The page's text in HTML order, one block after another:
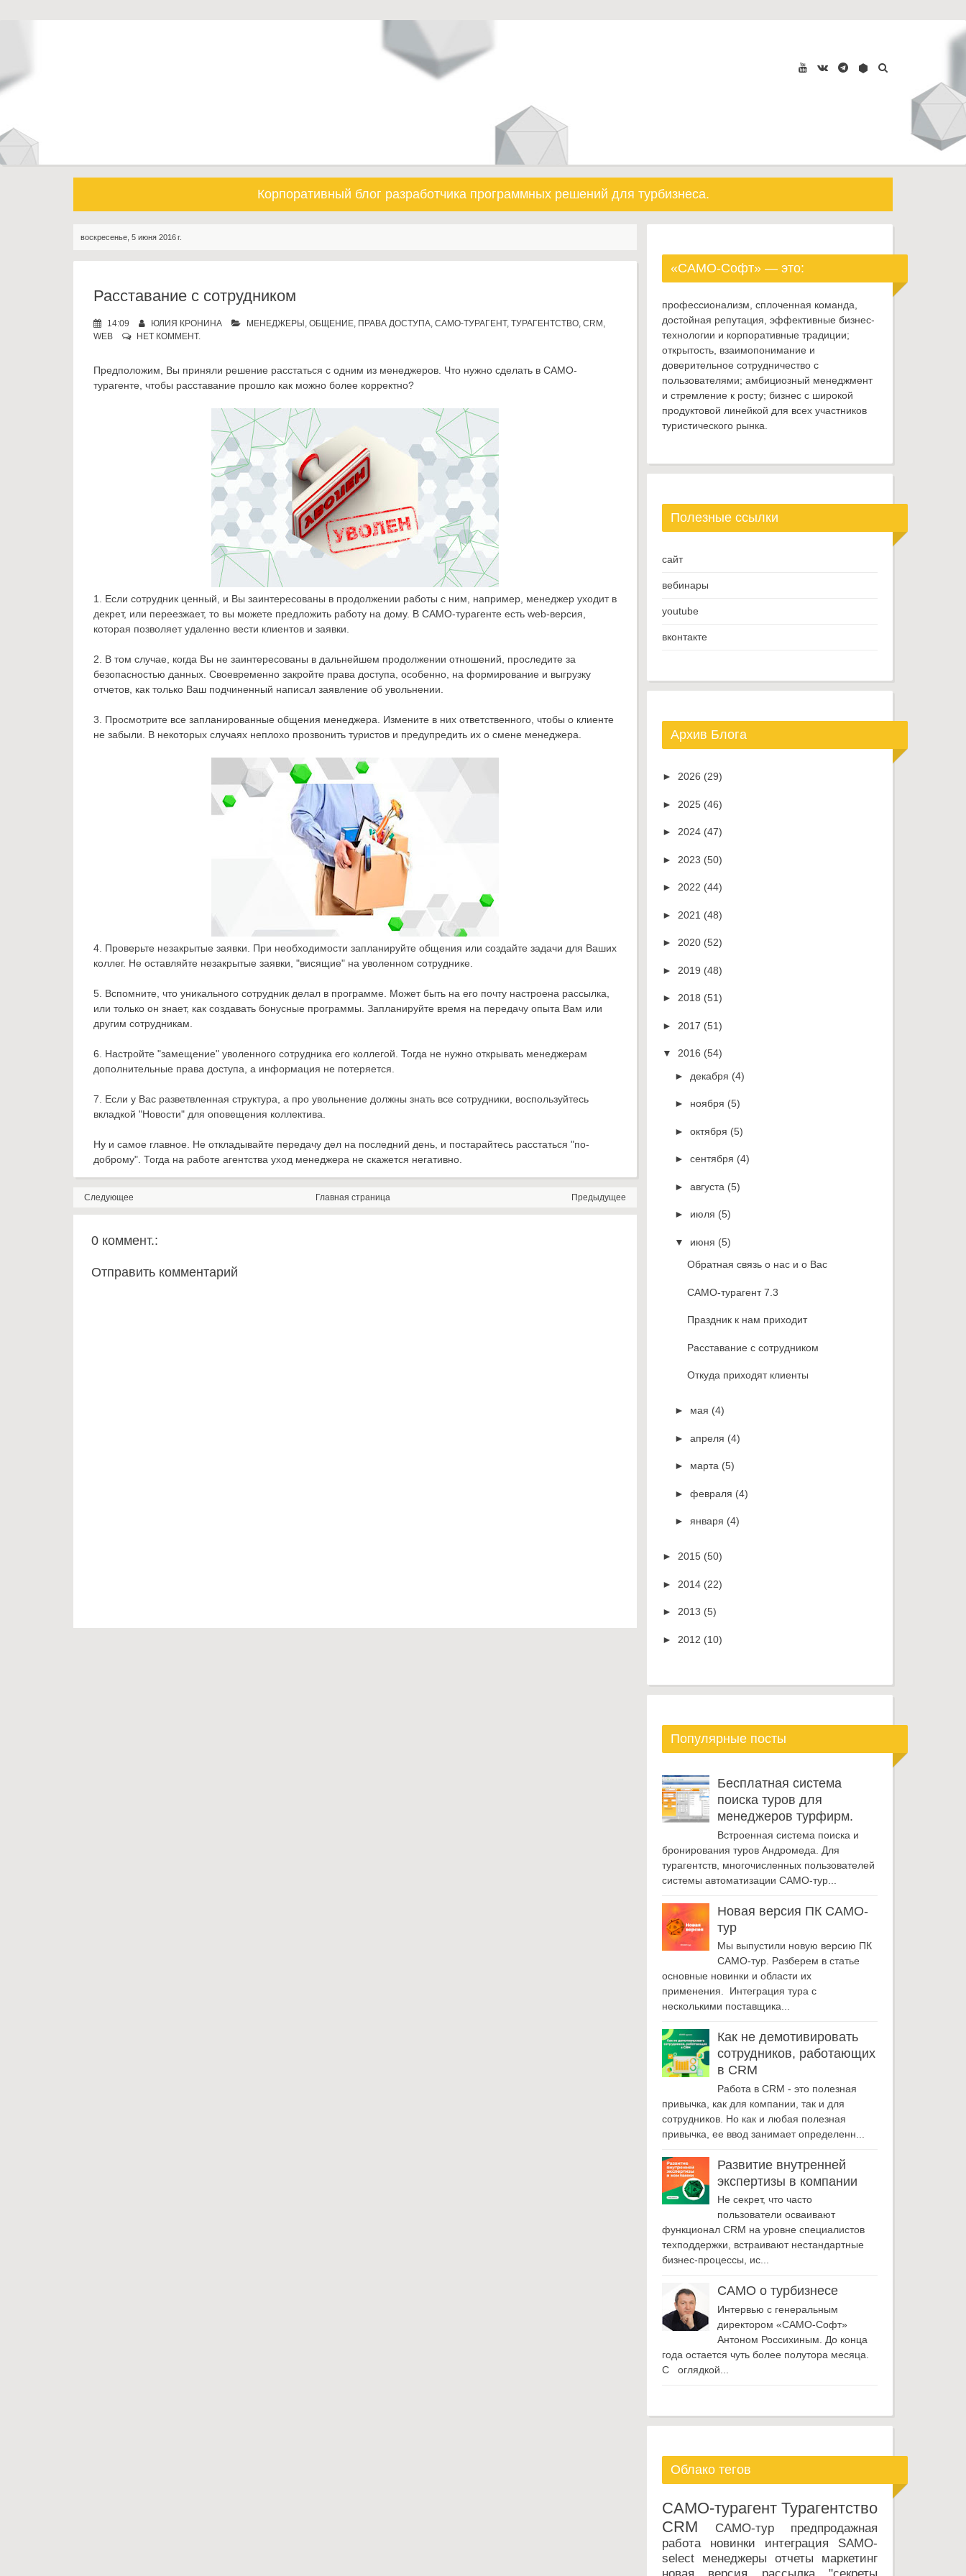
t
o
t
Корпоративный блог разработчика программных решений для турбизнеса.
воскресенье, 5 июня 2016 г.
Расставание с сотрудником
14:09 ЮЛИЯ КРОНИНА МЕНЕДЖЕРЫ , ОБЩЕНИЕ, ПРАВА ДОСТУПА, САМО-ТУРАГЕНТ, ТУРАГЕНТСТВО, CRM ,
WEB
НЕТ КОММЕНТ.
Предположим, Вы приняли решение расстаться с одним из менеджеров. Что нужно сделать в САМО-
турагенте, чтобы расставание прошло как можно более корректно?
1. Если сотрудник ценный, и Вы заинтересованы в продолжении работы с ним, например, менеджер уходит в
декрет, или переезжает, то вы можете предложить работу на дому. В САМО-турагенте есть web-версия,
которая позволяет удаленно вести клиентов и заявки.
2. В том случае, когда Вы не заинтересованы в дальнейшем продолжении отношений, проследите за
безопасностью данных. Своевременно закройте права доступа, особенно, на формирование и выгрузку
отчетов, как только Ваш подчиненный написал заявление об увольнении.
3. Просмотрите все запланированные общения менеджера. Измените в них ответственного, чтобы о клиенте
не забыли. В некоторых случаях неплохо прозвонить туристов и предупредить их о смене менеджера.
4. Проверьте незакрытые заявки. При необходимости запланируйте общения или создайте задачи для Ваших
коллег. Не оставляйте незакрытые заявки, "висящие" на уволенном сотруднике.
5. Вспомните, что уникального сотрудник делал в программе. Может быть на его почту настроена рассылка,
или только он знает, как создавать бонусные программы. Запланируйте время на передачу опыта Вам или
другим сотрудникам.
6. Настройте "замещение" уволенного сотрудника его коллегой. Тогда не нужно открывать менеджерам
дополнительные права доступа, а информация не потеряется.
7. Если у Вас разветвленная структура, а про увольнение должны знать все сотрудники, воспользуйтесь
вкладкой "Новости" для оповещения коллектива.
Ну и самое главное. Не откладывайте передачу дел на последний день, и постарайтесь расстаться "по-
доброму". Тогда на работе агентства уход менеджера не скажется негативно.
Следующее Предыдущее
Главная страница
0 коммент.:
Отправить комментарий
«САМО-Софт» — это:
профессионализм, сплоченная команда,
достойная репутация, эффективные бизнес-
технологии и корпоративные традиции;
открытость, взаимопонимание и
доверительное сотрудничество с
пользователями; амбициозный менеджмент
и стремление к росту; бизнес с широкой
продуктовой линейкой для всех участников
туристического рынка.
Полезные ссылки
сайт
вебинары
youtube
вконтакте
Архив Блога
► 2026 (29)
► 2025 (46)
► 2024 (47)
► 2023 (50)
► 2022 (44)
► 2021 (48)
► 2020 (52)
► 2019 (48)
► 2018 (51)
► 2017 (51)
▼ 2016 (54)
► декабря (4)
► ноября (5)
► октября (5)
► сентября (4)
► августа (5)
► июля (5)
▼ июня (5)
Обратная связь о нас и о Вас
САМО-турагент 7.3
Праздник к нам приходит
Расставание с сотрудником
Откуда приходят клиенты
► мая (4)
► апреля (4)
► марта (5)
► февраля (4)
► января (4)
► 2015 (50)
► 2014 (22)
► 2013 (5)
► 2012 (10)
Популярные посты
Бесплатная система
поиска туров для
менеджеров турфирм.
Встроенная система поиска и
бронирования туров Андромеда. Для
турагентств, многочисленных пользователей
системы автоматизации САМО-тур...
Новая версия ПК САМО-
тур
Мы выпустили новую версию ПК
САМО-тур. Разберем в статье
основные новинки и области их
применения. Интеграция тура с
несколькими поставщика...
Как не демотивировать
сотрудников, работающих
в CRM
Работа в CRM - это полезная
привычка, как для компании, так и для
сотрудников. Но как и любая полезная
привычка, ее ввод занимает определенн...
Развитие внутренней
экспертизы в компании
Не секрет, что часто
пользователи осваивают
функционал CRM на уровне специалистов
техподдержки, встраивают нестандартные
бизнес-процессы, ис...
САМО о турбизнесе
Интервью с генеральным
директором «САМО-Софт»
Антоном Россихиным. До конца
года остается чуть более полутора месяца.
С оглядкой...
Облако тегов
САМО-турагент Турагентство
CRM
САМО-тур
предпродажная
работа
новинки интеграция
SAMO-
select
менеджеры отчеты
маркетинг